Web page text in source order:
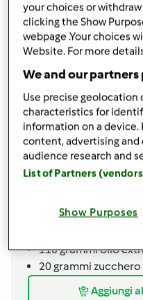
Impasto
200grammi
di
di farina
lievito di
grammiacqua
110grammiolio
20grammi zucchero
Aggiungi
your choices or
clicking the Show
webpage .Your choices
Website. For more
We and our
Use precise geolocation
characteristics for
information on a device.
content, advertising
audience research and
List of Partners
Show Purposes